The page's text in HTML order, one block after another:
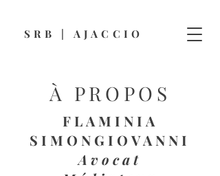
SRB | AJACCIO
À PROPOS
FLAMINIA
SIMONGIOVANNI
Avocat